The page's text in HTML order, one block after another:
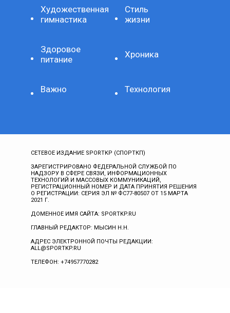
Художественная
гимнастика
Стиль
жизни
Здоровое
питание
Хроника
Важно Технология
СЕТЕВОЕ ИЗДАНИЕ SPORTKP (СПОРТКП)
ЗАРЕГИСТРИРОВАНО ФЕДЕРАЛЬНОЙ СЛУЖБОЙ ПО
НАДЗОРУ В СФЕРЕ СВЯЗИ, ИНФОРМАЦИОННЫХ
ТЕХНОЛОГИЙ И МАССОВЫХ КОММУНИКАЦИЙ,
РЕГИСТРАЦИОННЫЙ НОМЕР И ДАТА ПРИНЯТИЯ РЕШЕНИЯ
О РЕГИСТРАЦИИ: СЕРИЯ ЭЛ № ФС77-80507 ОТ 15 МАРТА
2021 Г.
ДОМЕННОЕ ИМЯ САЙТА: SPORTKP.RU
ГЛАВНЫЙ РЕДАКТОР: МЫСИН Н.Н.
АДРЕС ЭЛЕКТРОННОЙ ПОЧТЫ РЕДАКЦИИ:
ALL@SPORTKP.RU
ТЕЛЕФОН: +74957770282